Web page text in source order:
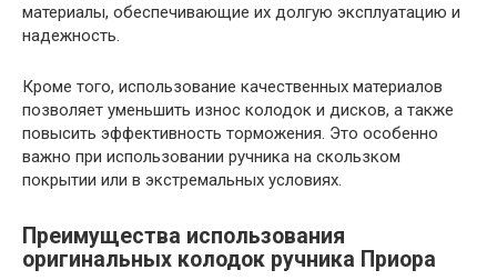
материалы, обеспечивающие их долгую эксплуатацию и
надежность.
Кроме того, использование качественных материалов
позволяет уменьшить износ колодок и дисков, а также
повысить эффективность торможения. Это особенно
важно при использовании ручника на скользком
покрытии или в экстремальных условиях.
Преимущества использования
оригинальных колодок ручника Приора